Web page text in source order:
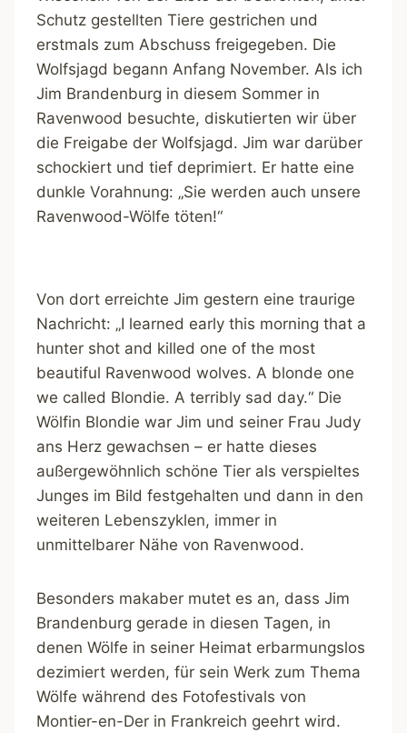
Schutz gestellten Tiere gestrichen und
erstmals zum Abschuss freigegeben. Die
Wolfsjagd begann Anfang November. Als ich
Jim Brandenburg in diesem Sommer in
Ravenwood besuchte, diskutierten wir über
die Freigabe der Wolfsjagd. Jim war darüber
schockiert und tief deprimiert. Er hatte eine
dunkle Vorahnung: „Sie werden auch unsere
Ravenwood-Wölfe töten!“
Von dort erreichte Jim gestern eine traurige
Nachricht: „I learned early this morning that a
hunter shot and killed one of the most
beautiful Ravenwood wolves. A blonde one
we called Blondie. A terribly sad day.“ Die
Wölfin Blondie war Jim und seiner Frau Judy
ans Herz gewachsen – er hatte dieses
außergewöhnlich schöne Tier als verspieltes
Junges im Bild festgehalten und dann in den
weiteren Lebenszyklen, immer in
unmittelbarer Nähe von Ravenwood.
Besonders makaber mutet es an, dass Jim
Brandenburg gerade in diesen Tagen, in
denen Wölfe in seiner Heimat erbarmungslos
dezimiert werden, für sein Werk zum Thema
Wölfe während des Fotofestivals von
Montier-en-Der in Frankreich geehrt wird.